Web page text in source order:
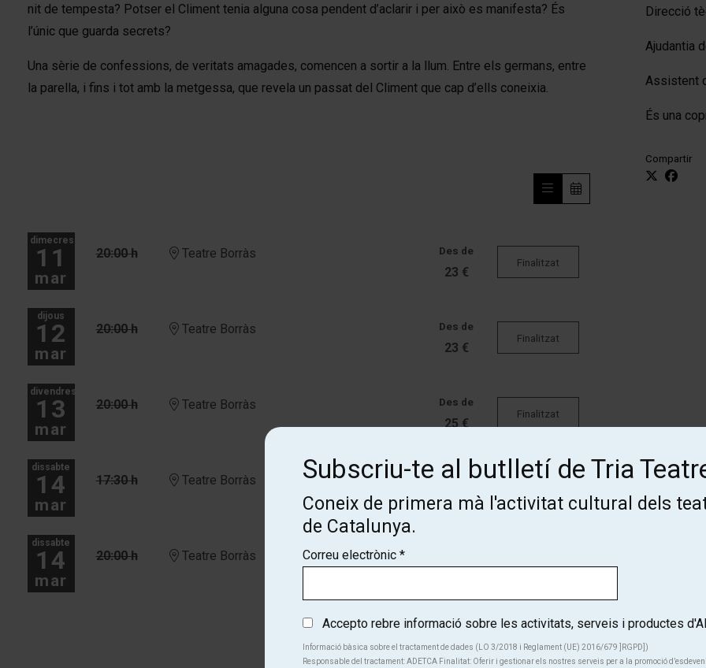
Direcció
Ajudantia
Assistent
És una
Compartir
nit de tempesta? Potser el Climent tenia alguna cosa pendent d’aclarir i per això es manifesta? És
l’únic que guarda secrets?
Una sèrie de confessions, de veritats amagades, comencen a sortir a la llum. Entre els germans, entre
la parella, i fins i tot amb la metgessa, que revela un passat del Climent que cap d’ells coneixia.
dimecres
11
mar
20:00 h Teatre Borràs Des de
23 €
Finalitzat
dijous
12
mar
20:00 h Teatre Borràs Des de
23 €
Finalitzat
divendres
13
mar
20:00 h Teatre Borràs Des de
25 €
Finalitzat
dissabte
14
mar
17:30 h Teatre Borràs Des de
25 €
dissabte
14
mar
20:00 h Teatre Borràs
Finalitzat
Més dates
Subscriu-te al butlletí de Tria
Coneix de primera mà l'activitat cultural dels
de Catalunya.
Correu electrònic *
Accepto rebre informació sobre les activitats, serveis i productes
Informació bàsica sobre el tractament de dades (LO 3/2018 i Reglament (UE) 2016/679 ]RGPD])
Responsable del tractament: ADETCA Finalitat: Oferir i gestionar els nostres serveis per a la promoció